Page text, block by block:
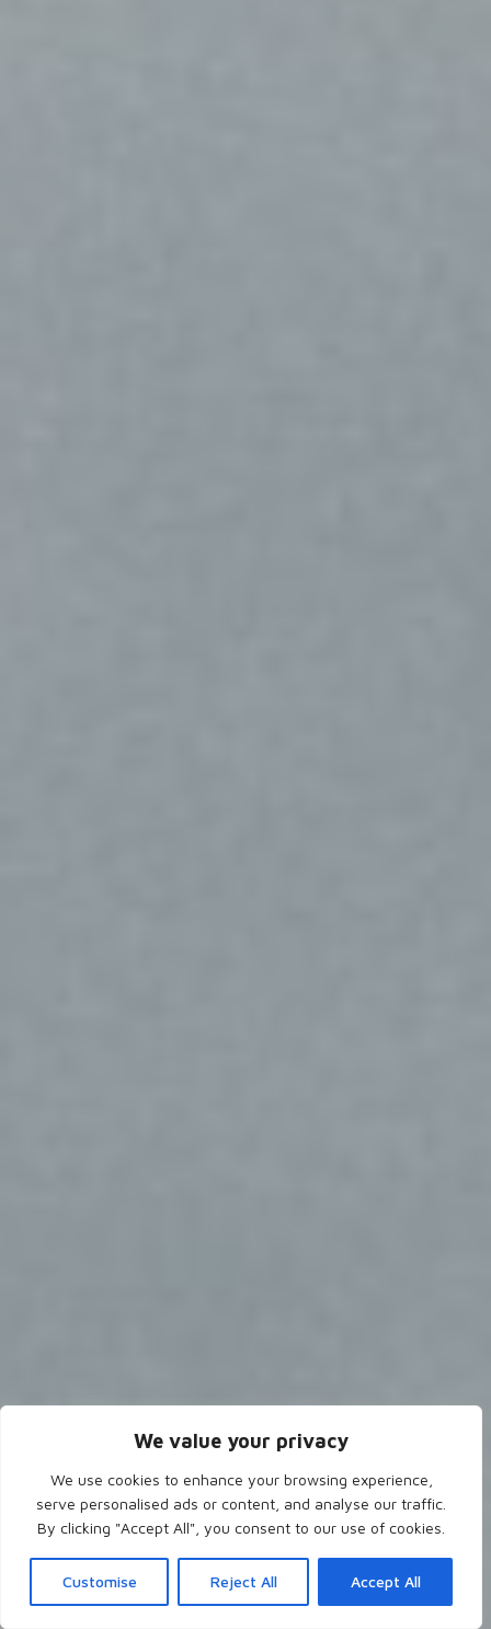
We value your privacy
We use cookies to enhance your browsing experience,
serve personalised ads or content, and analyse our traffic.
By clicking "Accept All", you consent to our use of cookies.
Customise Reject All Accept All